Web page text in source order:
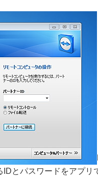
IDとパスワードをアプリ